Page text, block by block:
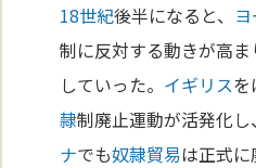
18世紀後半になると、
制に反対する動きが高ま
していった。 イギリスを
隷制廃止運動が活発化し
ナでも奴隷貿易は正式